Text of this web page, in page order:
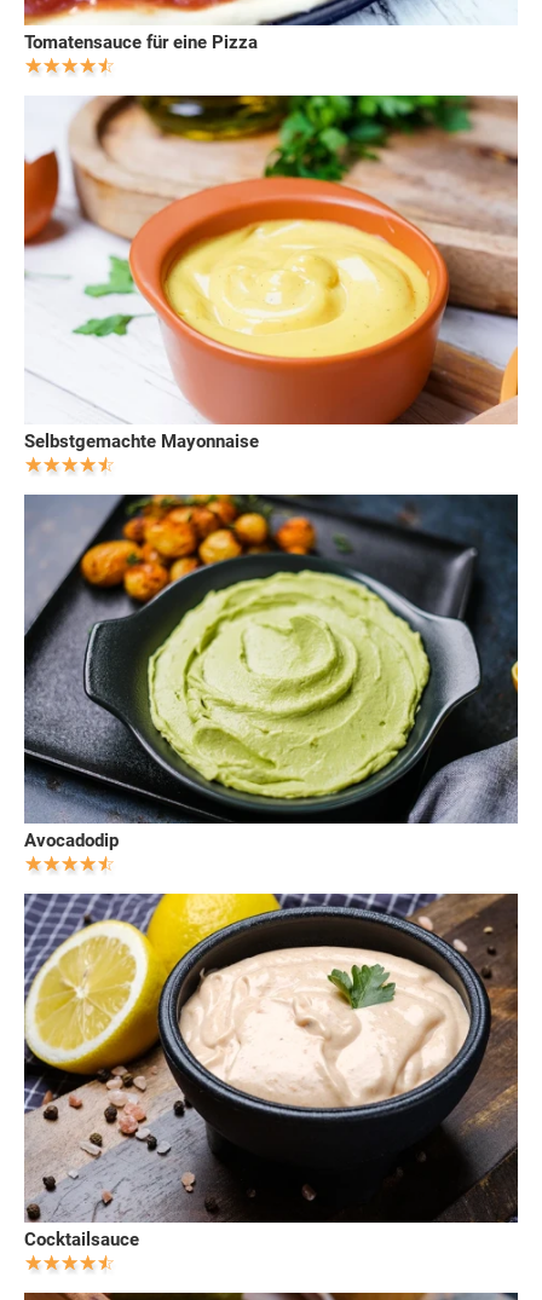
Tomatensauce für eine Pizza
Selbstgemachte Mayonnaise
Avocadodip
Cocktailsauce